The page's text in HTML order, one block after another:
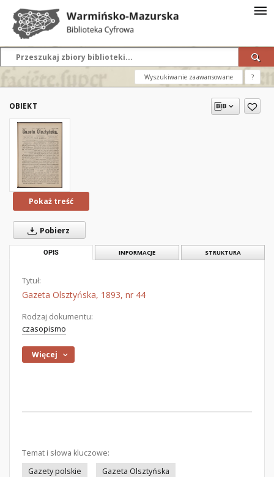
Wyszukiwanie zaawansowane ?
OBIEKT
Pokaż treść
Pobierz
OPIS INFORMACJE STRUKTURA
Tytuł:
Gazeta Olsztyńska, 1893, nr 44
Rodzaj dokumentu:
czasopismo
Więcej
Temat i słowa kluczowe:
Gazety polskie
Gazeta Olsztyńska